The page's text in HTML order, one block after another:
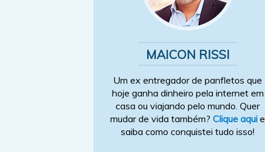
MAICON RISSI
Um ex entregador de panfletos que
hoje ganha dinheiro pela internet em
casa ou viajando pelo mundo. Quer
mudar de vida também? Clique aqui e
saiba como conquistei tudo isso!